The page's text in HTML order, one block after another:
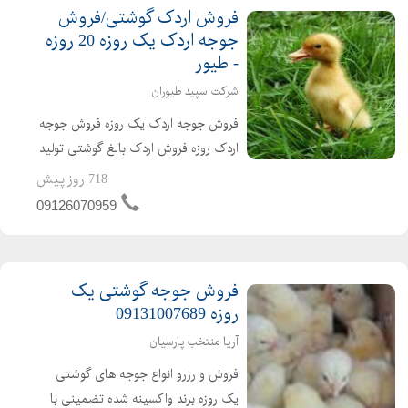
فروش اردک گوشتی/فروش
جوجه اردک یک روزه 20 روزه
- طیور
شرکت سپید طیوران
فروش جوجه اردک یک روزه فروش جوجه
اردک روزه فروش اردک بالغ گوشتی تولید
کننده ی جوجه اردک از یک روزه تا بالغ
فروش اردک گوشتی عمده ای و خرده ای
718 روز پیش
09126070959
فروش جوجه گوشتی یک
روزه 09131007689
آریا منتخب پارسیان
فروش و رزرو انواع جوجه های گوشتی
یک روزه برند واکسینه شده تضمینی با